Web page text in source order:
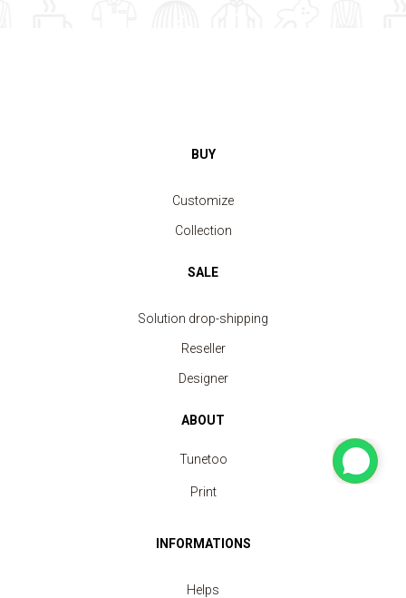
BUY
Customize
Collection
SALE
Solution drop-shipping
Reseller
Designer
ABOUT
Tunetoo
Print
INFORMATIONS
Helps